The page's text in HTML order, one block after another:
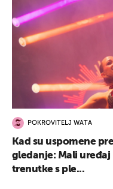
POKROVITELJ WATA
Kad su uspomene
gledanje: Mali
trenutke s ple...